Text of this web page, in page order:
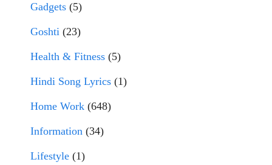
Gadgets (5)
Goshti (23)
Health & Fitness (5)
Hindi Song Lyrics (1)
Home Work (648)
Information (34)
Lifestyle (1)